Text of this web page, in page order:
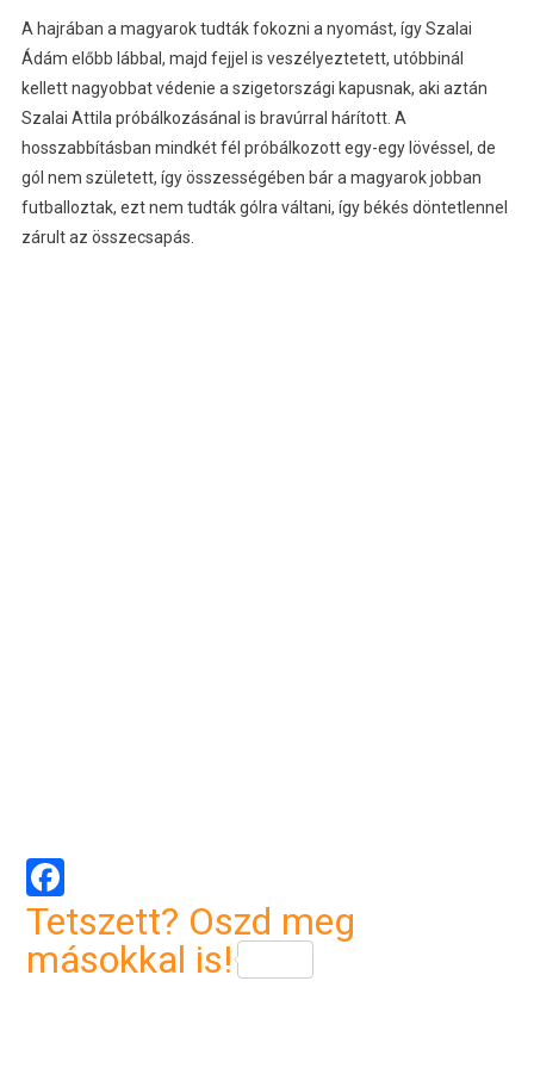
A hajrában a magyarok tudták fokozni a nyomást, így Szalai
Ádám előbb lábbal, majd fejjel is veszélyeztetett, utóbbinál
kellett nagyobbat védenie a szigetországi kapusnak, aki aztán
Szalai Attila próbálkozásánal is bravúrral hárított. A
hosszabbításban mindkét fél próbálkozott egy-egy lövéssel, de
gól nem született, így összességében bár a magyarok jobban
futballoztak, ezt nem tudták gólra váltani, így békés döntetlennel
zárult az összecsapás.
Facebook
Tetszett? Oszd meg
másokkal is!